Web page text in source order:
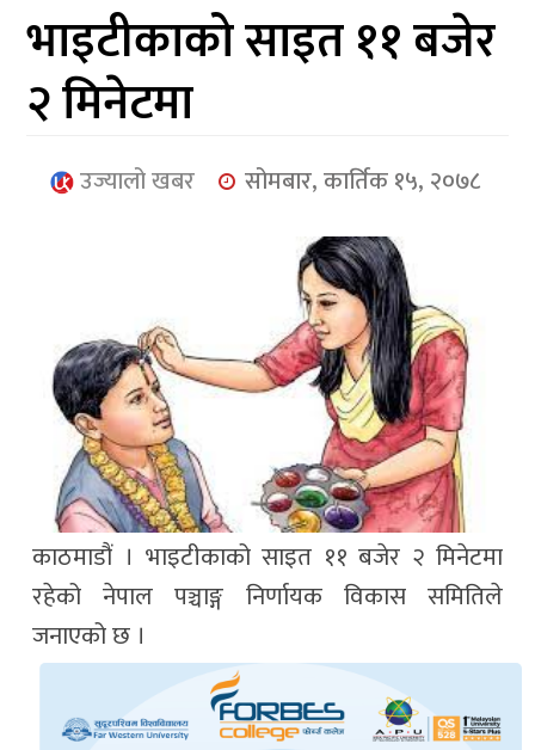
आर्थिक
मनोरञ्जन
खेलकुद
भाइटीकाको साइत ११ बजेर
२ मिनेटमा
उज्यालो खबर सोमबार, कार्तिक १५, २०७८
काठमाडौं । भाइटीकाको साइत ११ बजेर २ मिनेटमा
रहेको नेपाल पञ्चाङ्ग निर्णायक विकास समितिले
जनाएको छ ।